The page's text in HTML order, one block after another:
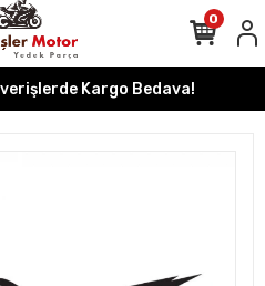
Kargo Bedava!
0